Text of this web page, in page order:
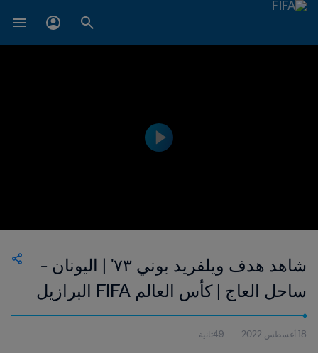
شاهد هدف ويلفريد بوني ٧٣' | اليونان -
ساحل العاج | كأس العالم FIFA البرازيل
٢٠١٤
18 أغسطس 2022 49ثانية